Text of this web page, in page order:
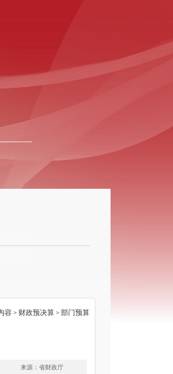
容 > 财政预决算 > 部门预算
来源：省财政厅